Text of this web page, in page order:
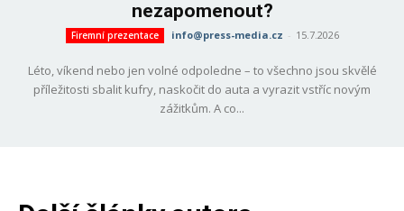
nezapomenout?
Firemní prezentace info@press-media.cz - 15.7.2026
Léto, víkend nebo jen volné odpoledne – to všechno jsou skvělé
příležitosti sbalit kufry, naskočit do auta a vyrazit vstříc novým
zážitkům. A co...